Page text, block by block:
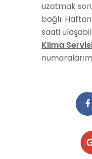
uzatmak
bağlı.
saati
Klima